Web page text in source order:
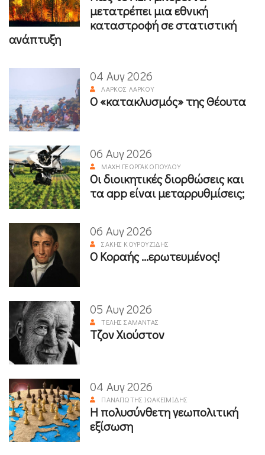
μετατρέπει μια εθνική
καταστροφή σε στατιστική
ανάπτυξη
04 Αυγ 2026
ΛΆΡΚΟΣ ΛΆΡΚΟΥ
Ο «κατακλυσμός» της Θέουτα
06 Αυγ 2026
ΜΆΧΗ ΓΕΩΡΓΑΚΟΠΟΎΛΟΥ
Οι διοικητικές διορθώσεις και
τα app είναι μεταρρυθμίσεις;
06 Αυγ 2026
ΣΆΚΗΣ ΚΟΥΡΟΥΖΊΔΗΣ
Ο Κοραής ...ερωτευμένος!
05 Αυγ 2026
ΤΈΛΗΣ ΣΑΜΑΝΤΆΣ
Τζον Χιούστον
04 Αυγ 2026
ΠΑΝΑΓΙΏΤΗΣ ΙΩΑΚΕΙΜΊΔΗΣ
Η πολυσύνθετη γεωπολιτική
εξίσωση